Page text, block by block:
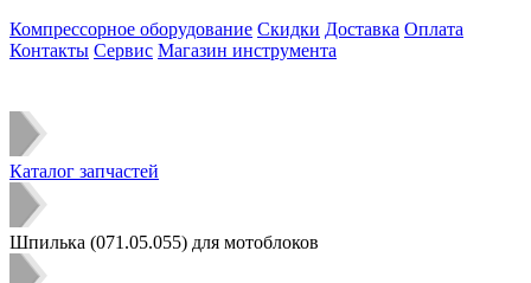
Компрессорное оборудование Скидки Доставка Оплата
Контакты Сервис Магазин инструмента
Каталог запчастей
Шпилька (071.05.055) для мотоблоков